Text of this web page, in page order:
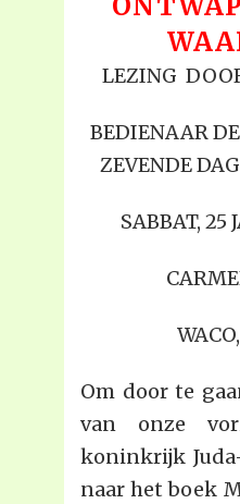
LEZING
BEDIENAAR
ZEVENDE
SABBAT, 25
Om door te
van onze
koninkrijk
naar het boek